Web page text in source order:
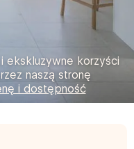
ekskluzywne korzyści
naszą stronę
i dostępność